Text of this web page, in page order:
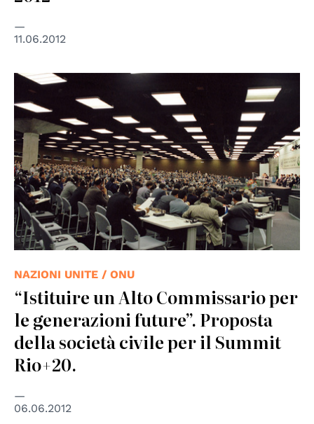
11.06.2012
© UN Photo
NAZIONI UNITE / ONU
“Istituire un Alto Commissario per
le generazioni future”. Proposta
della società civile per il Summit
Rio+20.
06.06.2012